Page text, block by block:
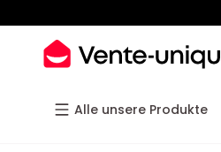
Alle unsere Produkte